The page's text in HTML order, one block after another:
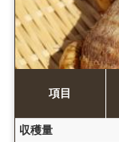
項目
収穫量